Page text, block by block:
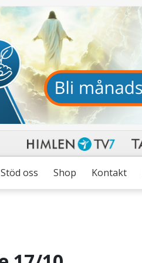
Stöd oss Shop Kontakt